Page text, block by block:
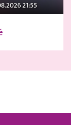
21:55